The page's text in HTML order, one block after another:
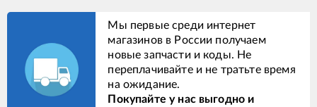
Мы первые среди интернет
магазинов в России получаем
новые запчасти и коды. Не
переплачивайте и не тратьте время
на ожидание.
Покупайте у нас выгодно и